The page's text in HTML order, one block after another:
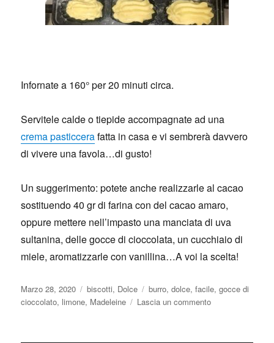
Infornate a 160° per 20 minuti circa.
Servitele calde o tiepide accompagnate ad una
crema pasticcerafatta in casa e vi sembrerà davvero
di vivere una favola…di gusto!
Un suggerimento: potete anche realizzarle al cacao
sostituendo 40 gr di farina con del cacao amaro,
oppure mettere nell’impasto una manciata di uva
sultanina, delle gocce di cioccolata, un cucchiaio di
miele, aromatizzarle con vanillina…A voi la scelta!
Pubblicato
il
Marzo 28, 2020 Categorie
biscotti, Dolce Tag
burro,dolce,facile,gocce di
cioccolato, limone, Madeleine Lascia un commentosu